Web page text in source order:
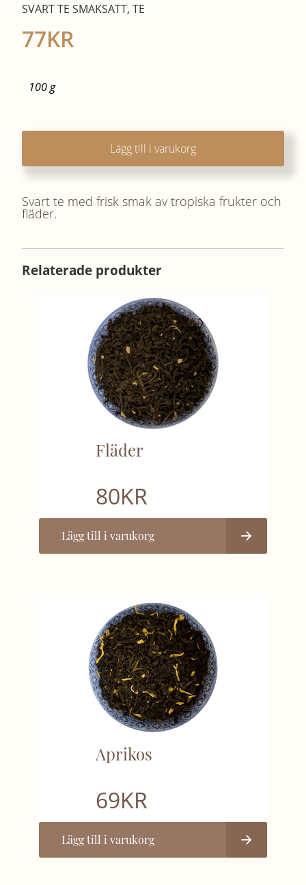
SVART TE SMAKSATT, TE
77KR
100 g
Lägg till i varukorg
Svart te med frisk smak av tropiska frukter och
fläder.
Relaterade produkter
Fläder
80KR
Lägg till i varukorg
Aprikos
69KR
Lägg till i varukorg